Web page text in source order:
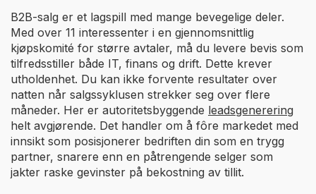
B2B-salg er et lagspill med mange bevegelige deler.
Med over 11 interessenter i en gjennomsnittlig
kjøpskomité for større avtaler, må du levere bevis som
tilfredsstiller både IT, finans og drift. Dette krever
utholdenhet. Du kan ikke forvente resultater over
natten når salgssyklusen strekker seg over flere
måneder. Her er autoritetsbyggende leadsgenerering
helt avgjørende. Det handler om å fôre markedet med
innsikt som posisjonerer bedriften din som en trygg
partner, snarere enn en påtrengende selger som
jakter raske gevinster på bekostning av tillit.